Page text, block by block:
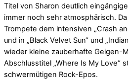
Titel von Sharon deutlich
immer noch sehr atmosphärisch.
Trompete dem intensiven „Crash
und in „Black Velvet Sun“ und
wieder kleine zauberhafte Geigen-
Abschlusstitel „Where Is My Love“
schwermütigen Rock-Epos.